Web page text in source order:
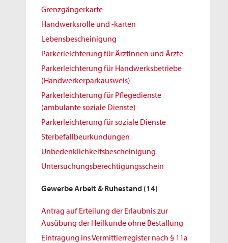
Grenzgängerkarte
Handwerksrolle und -karten
Lebensbescheinigung
Parkerleichterung für Ärztinnen und Ärzte
Parkerleichterung für Handwerksbetriebe
(Handwerkerparkausweis)
Parkerleichterung für Pflegedienste
(ambulante soziale Dienste)
Parkerleichterung für soziale Dienste
Sterbefallbeurkundungen
Unbedenklichkeitsbescheinigung
Untersuchungsberechtigungsschein
Gewerbe Arbeit & Ruhestand (14)
Antrag auf Erteilung der Erlaubnis zur
Ausübung der Heilkunde ohne Bestallung
Eintragung ins Vermittlerregister nach § 11a